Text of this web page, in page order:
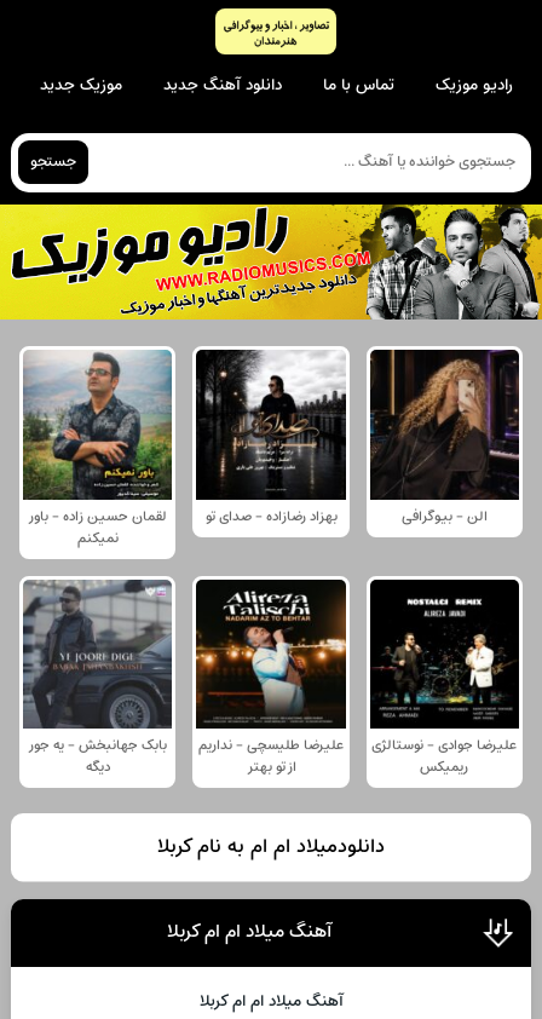
رادیو موزیک تماس با ما دانلود آهنگ جدید موزیک جدید
جستجو
الن - بیوگرافی بهزاد رضازاده - صدای تو
لقمان حسین زاده - باور
نمیکنم
علیرضا جوادی - نوستالژی
ریمیکس
علیرضا طلیسچی - نداریم
از تو بهتر
بابک جهانبخش - یه جور
دیگه
دانلودمیلاد ام ام به نام کربلا
آهنگ میلاد ام ام کربلا
آهنگ میلاد ام ام کربلا